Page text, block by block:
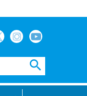
InstagramYoutube
search